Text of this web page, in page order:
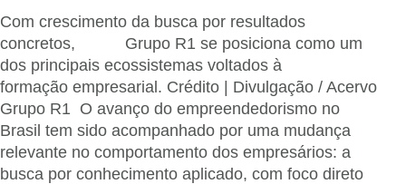
Com crescimento da busca por resultados
concretos, Grupo R1 se posiciona como um
dos principais ecossistemas voltados à
formação empresarial. Crédito | Divulgação / Acervo
Grupo R1 O avanço do empreendedorismo no
Brasil tem sido acompanhado por uma mudança
relevante no comportamento dos empresários: a
busca por conhecimento aplicado, com foco direto